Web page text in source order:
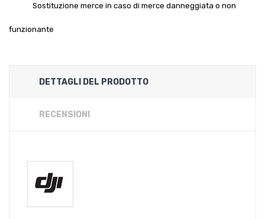
Sostituzione merce in caso di merce danneggiata o non
funzionante
DETTAGLI DEL PRODOTTO
RECENSIONI